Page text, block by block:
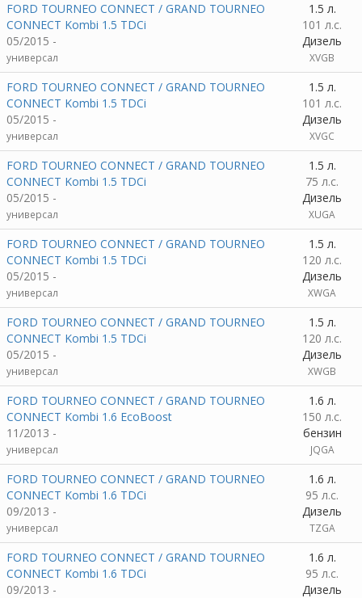
FORD TOURNEO CONNECT / GRAND TOURNEO
CONNECT Kombi 1.5 TDCi
05/2015 -
универсал
1.5 л.
101 л.с.
Дизель
XVGB
FORD TOURNEO CONNECT / GRAND TOURNEO
CONNECT Kombi 1.5 TDCi
05/2015 -
универсал
1.5 л.
101 л.с.
Дизель
XVGC
FORD TOURNEO CONNECT / GRAND TOURNEO
CONNECT Kombi 1.5 TDCi
05/2015 -
универсал
1.5 л.
75 л.с.
Дизель
XUGA
FORD TOURNEO CONNECT / GRAND TOURNEO
CONNECT Kombi 1.5 TDCi
05/2015 -
универсал
1.5 л.
120 л.с.
Дизель
XWGA
FORD TOURNEO CONNECT / GRAND TOURNEO
CONNECT Kombi 1.5 TDCi
05/2015 -
универсал
1.5 л.
120 л.с.
Дизель
XWGB
FORD TOURNEO CONNECT / GRAND TOURNEO
CONNECT Kombi 1.6 EcoBoost
11/2013 -
универсал
1.6 л.
150 л.с.
бензин
JQGA
FORD TOURNEO CONNECT / GRAND TOURNEO
CONNECT Kombi 1.6 TDCi
09/2013 -
универсал
1.6 л.
95 л.с.
Дизель
TZGA
FORD TOURNEO CONNECT / GRAND TOURNEO
CONNECT Kombi 1.6 TDCi
09/2013 -
1.6 л.
95 л.с.
Дизель